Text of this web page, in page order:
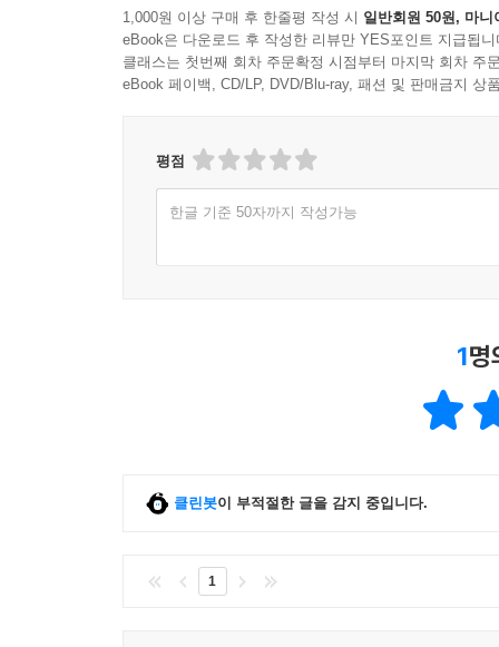
- 미래를 증거하는 일
이 책의 해설을 쓴 문학평론가 강동호는 한유주
1,000원 이상 구매 후 한줄평 작성 시 일반회원 50원, 마니
eBook은 다운로드 후 작성한 리뷰만 YES포인트 지급됩니
클래스는 첫번째 회차 주문확정 시점부터 마지막 회차 주
eBook 페이백, CD/LP, DVD/Blu-ray, 패션 및 판매금지 상
평점
한글 기준 50자까지 작성가능
1명
클린봇이 부적절한 글을 감지 중입니다.
1